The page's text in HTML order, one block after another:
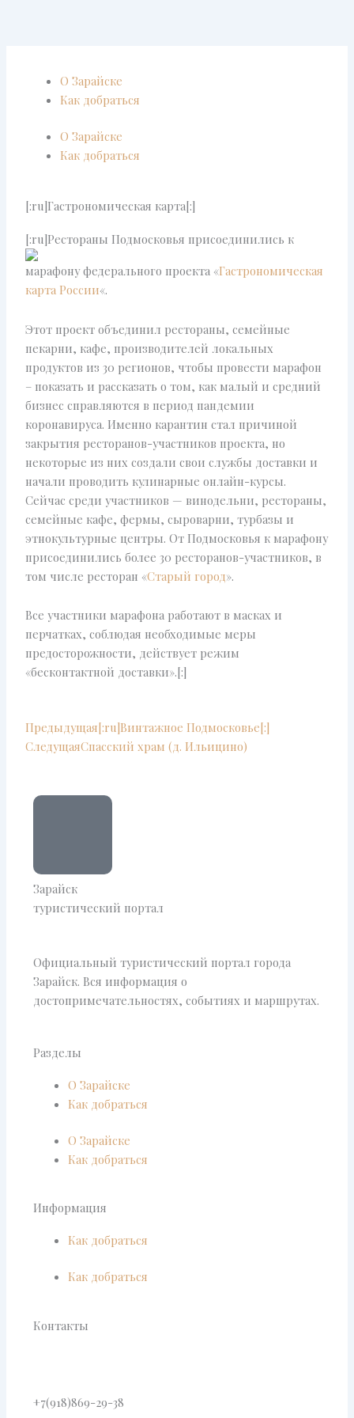
О Зарайске
Как добраться
О Зарайске
Как добраться
[:ru]Гастрономическая карта[:]
[:ru]Рестораны Подмосковья присоединились к
марафону федерального проекта «Гастрономическая
карта России«.
Этот проект объединил рестораны, семейные
пекарни, кафе, производителей локальных
продуктов из 30 регионов, чтобы провести марафон
– показать и рассказать о том, как малый и средний
бизнес справляются в период пандемии
коронавируса. Именно карантин стал причиной
закрытия ресторанов-участников проекта, но
некоторые из них создали свои службы доставки и
начали проводить кулинарные онлайн-курсы.
Сейчас среди участников — винодельни, рестораны,
семейные кафе, фермы, сыроварни, турбазы и
этнокультурные центры. От Подмосковья к марафону
присоединились более 30 ресторанов-участников, в
том числе ресторан «Старый город».
Все участники марафона работают в масках и
перчатках, соблюдая необходимые меры
предосторожности, действует режим
«бесконтактной доставки».[:]
Prev
Предыдущая[:ru]Винтажное Подмосковье[:]
СледущаяСпасский храм (д. Ильицино)
Next
Зарайск
туристический портал
Официальный туристический портал города
Зарайск. Вся информация о
достопримечательностях, событиях и маршрутах.
Разделы
О Зарайске
Как добраться
О Зарайске
Как добраться
Информация
Как добраться
Как добраться
Контакты
+7(918)869-29-38